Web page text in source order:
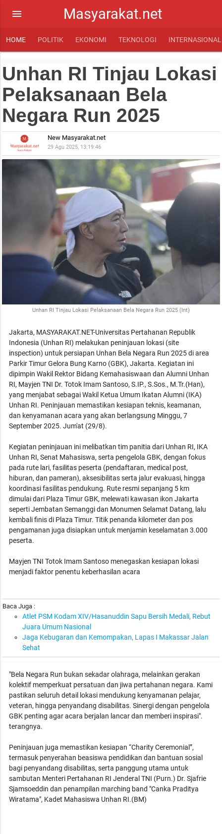
Masyarakat.net
menu
HOME POLITIK EKONOMI TEKNOLOGI INTERNASIONAL
Unhan RI Tinjau Lokasi
Pelaksanaan Bela
Negara Run 2025
New Masyarakat.net
29 Agu 2025, 13:19:46
Unhan RI Tinjau Lokasi Pelaksanaan Bela Negara Run 2025 (Int)
Jakarta, MASYARAKAT.NET-Universitas Pertahanan Republik
Indonesia (Unhan RI) melakukan peninjauan lokasi (site
inspection) untuk persiapan Unhan Bela Negara Run 2025 di area
Parkir Timur Gelora Bung Karno (GBK), Jakarta. Kegiatan ini
dipimpin Wakil Rektor Bidang Kemahasiswaan dan Alumni Unhan
RI, Mayjen TNI Dr. Totok Imam Santoso, S.IP., S.Sos., M.Tr.(Han),
yang menjabat sebagai Wakil Ketua Umum Ikatan Alumni (IKA)
Unhan RI. Peninjauan memastikan kesiapan teknis, keamanan,
dan kenyamanan acara yang akan berlangsung Minggu, 7
September 2025. Jum'at (29/8).
Kegiatan peninjauan ini melibatkan tim panitia dari Unhan RI, IKA
Unhan RI, Senat Mahasiswa, serta pengelola GBK, dengan fokus
pada rute lari, fasilitas peserta (pendaftaran, medical post,
hiburan, dan pameran), aksesibilitas serta jalur evakuasi, hingga
koordinasi fasilitas pendukung. Rute resmi sepanjang 5 km
dimulai dari Plaza Timur GBK, melewati kawasan ikon Jakarta
seperti Jembatan Semanggi dan Monumen Selamat Datang, lalu
kembali finis di Plaza Timur. Titik penanda kilometer dan pos
pengamanan juga disiapkan untuk menjamin keselamatan 3.000
peserta.
Mayjen TNI Totok Imam Santoso menegaskan kesiapan lokasi
menjadi faktor penentu keberhasilan acara
Baca Juga :
Atlet PSM Kodam XIV/Hasanuddin Sapu Bersih Medali, Rebut
Juara Umum Nasional
Jaga Kebugaran dan Kemompakan, Lapas I Makassar Jalan
Sehat
"Bela Negara Run bukan sekadar olahraga, melainkan gerakan
kolektif memperkuat persatuan dan jiwa pertahanan negara. Kami
pastikan seluruh detail lokasi mendukung kenyamanan pelajar,
veteran, hingga penyandang disabilitas. Sinergi dengan pengelola
GBK penting agar acara berjalan lancar dan memberi inspirasi".
terangnya.
Peninjauan juga memastikan kesiapan “Charity Ceremonial”,
termasuk penyerahan beasiswa pendidikan dan bantuan sosial
bagi penyandang disabilitas, serta panggung utama untuk
sambutan Menteri Pertahanan RI Jenderal TNI (Purn.) Dr. Sjafrie
Sjamsoeddin dan penampilan marching band "Canka Praditya
Wiratama", Kadet Mahasiswa Unhan RI.(BM)